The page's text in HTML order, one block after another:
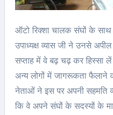
ऑटो रिक्शा चालक संघों के
उपाध्यक्ष व्यास जी ने उनसे
सप्ताह में वे बढ़ चढ़ कर हिस्सा
अन्य लोगों में जागरूकता
नेताओं ने इस पर अपनी सहमति
कि वे अपने संघों के सदस्यों के